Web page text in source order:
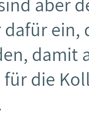
ein,
damit
für die